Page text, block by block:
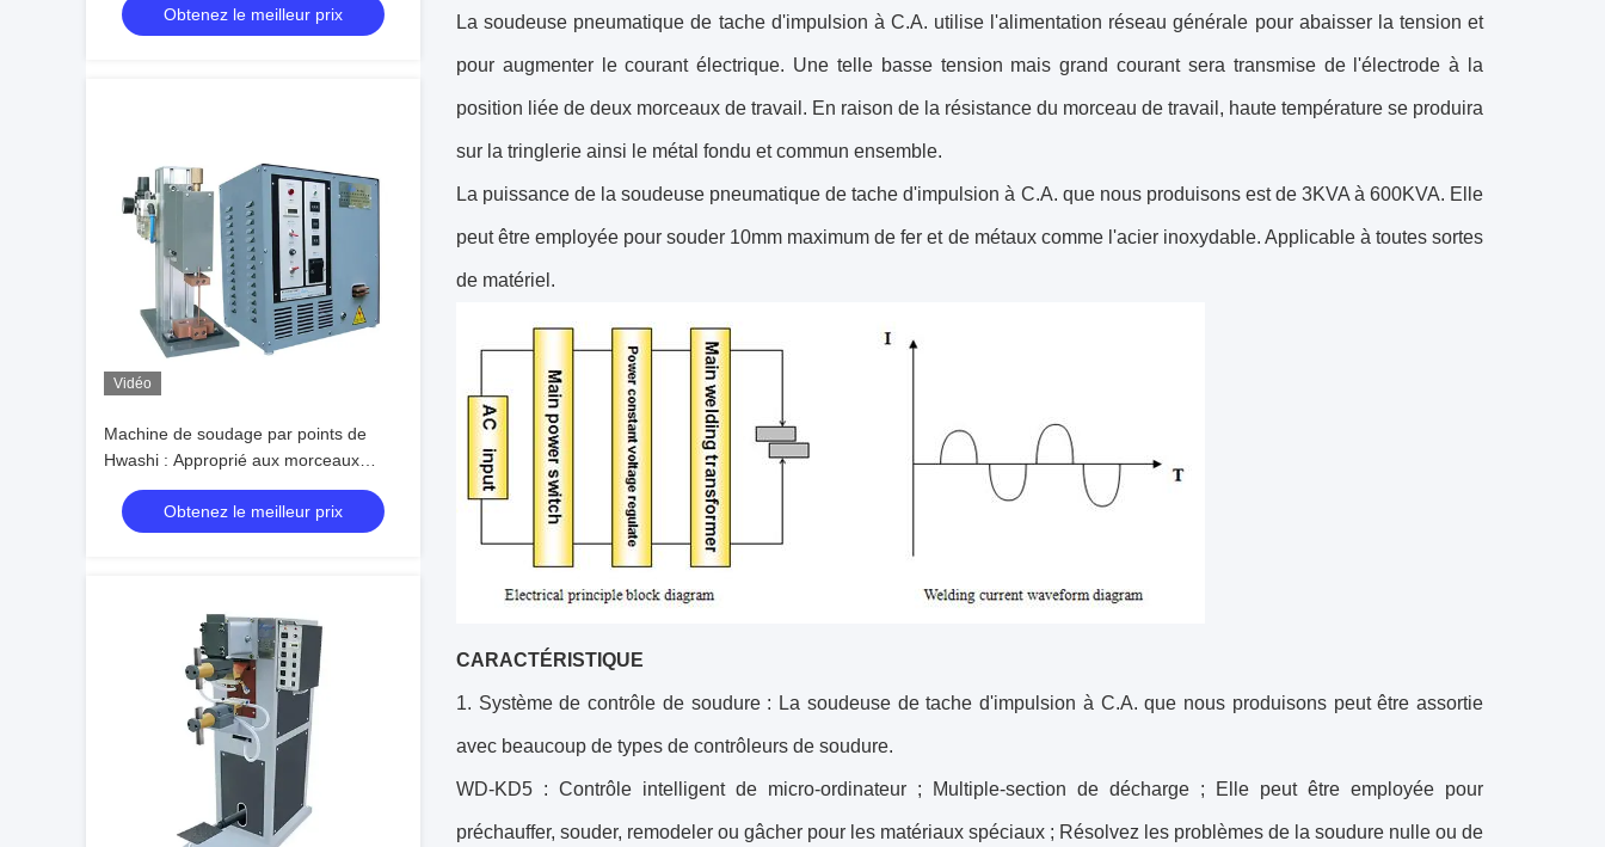
Obtenez le meilleur prix
Vidéo
Machine de soudage par points de
Hwashi : Approprié aux morceaux
micro de travail de précision
Obtenez le meilleur prix
La soudeuse pneumatique de tache d'impulsion à C.A. utilise l'alimentation réseau générale pour abaisser la tension et
pour augmenter le courant électrique. Une telle basse tension mais grand courant sera transmise de l'électrode à la
position liée de deux morceaux de travail. En raison de la résistance du morceau de travail, haute température se produira
sur la tringlerie ainsi le métal fondu et commun ensemble.
La puissance de la soudeuse pneumatique de tache d'impulsion à C.A. que nous produisons est de 3KVA à 600KVA. Elle
peut être employée pour souder 10mm maximum de fer et de métaux comme l'acier inoxydable. Applicable à toutes sortes
de matériel.
CARACTÉRISTIQUE
1. Système de contrôle de soudure : La soudeuse de tache d'impulsion à C.A. que nous produisons peut être assortie
avec beaucoup de types de contrôleurs de soudure.
WD-KD5 : Contrôle intelligent de micro-ordinateur ; Multiple-section de décharge ; Elle peut être employée pour
préchauffer, souder, remodeler ou gâcher pour les matériaux spéciaux ; Résolvez les problèmes de la soudure nulle ou de